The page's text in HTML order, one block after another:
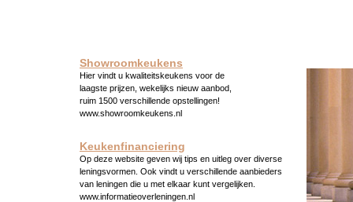
Showroomkeukens
Hier vindt u kwaliteitskeukens voor de
laagste prijzen, wekelijks nieuw aanbod,
ruim 1500 verschillende opstellingen!
www.showroomkeukens.nl
Keukenfinanciering
Op deze website geven wij tips en uitleg over diverse
leningsvormen. Ook vindt u verschillende aanbieders
van leningen die u met elkaar kunt vergelijken.
www.informatieoverleningen.nl